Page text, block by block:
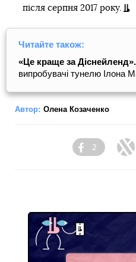
після серпня 2017 року.
Читайте також:
«Це краще за Діснейленд».
випробувачі тунелю Ілона
Автор: Олена Козаченко
Facebook
2